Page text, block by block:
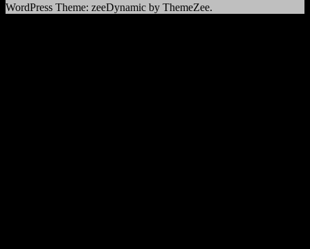
WordPress Theme: zeeDynamic by ThemeZee.